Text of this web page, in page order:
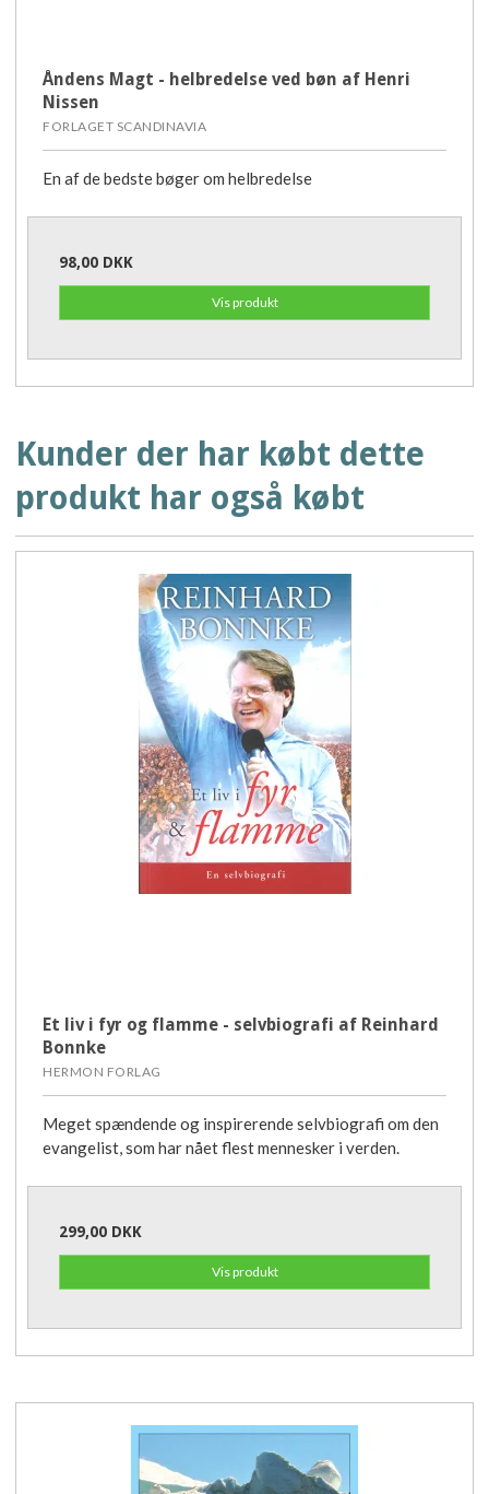
Åndens Magt - helbredelse ved bøn af Henri
Nissen
FORLAGET SCANDINAVIA
En af de bedste bøger om helbredelse
98,00 DKK
Vis produkt
Kunder der har købt dette
produkt har også købt
Et liv i fyr og flamme - selvbiografi af Reinhard
Bonnke
HERMON FORLAG
Meget spændende og inspirerende selvbiografi om den
evangelist, som har nået flest mennesker i verden.
299,00 DKK
Vis produkt